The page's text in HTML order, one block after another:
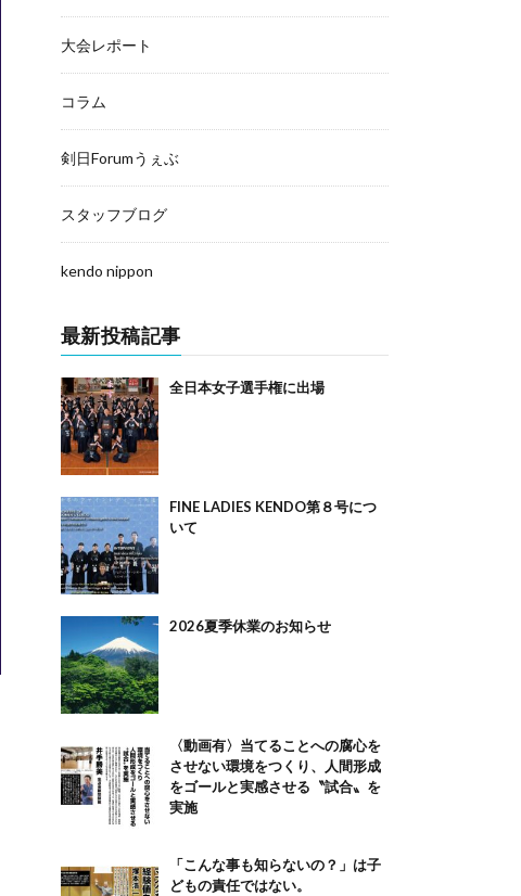
大会レポート
コラム
剣日Forumうぇぶ
スタッフブログ
kendo nippon
最新投稿記事
全日本女子選手権に出場
FINE LADIES KENDO第８号につ
いて
2026夏季休業のお知らせ
〈動画有〉当てることへの腐心を
させない環境をつくり、人間形成
をゴールと実感させる〝試合〟を
実施
「こんな事も知らないの？」は子
どもの責任ではない。